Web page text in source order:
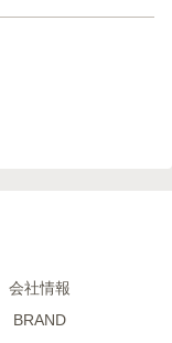
会社情報
BRAND